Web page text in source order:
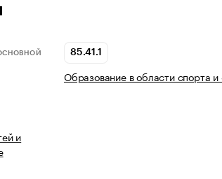
85.41.1
Образование в области спорта и
и